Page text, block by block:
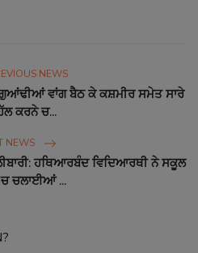
NEWS
ਵਾਂਗ ਬੈਠ ਕੇ ਕਸ਼ਮੀਰ ਸਮੇਤ ਸਾਰੇ
ਕਰਨੇ ਚ...
NEWS
ਹਥਿਆਰਬੰਦ ਵਿਦਿਆਰਥੀ ਨੇ ਸਕੂਲ
ਚਲਾਈਆਂ ...